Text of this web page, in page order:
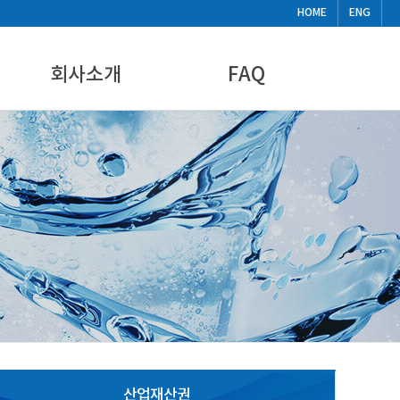
HOME ENG
회사소개
CEO인사말
기업현황
찾아오시는길
FAQ
FAQ
비디오
뉴스&공지사항
산업재산권